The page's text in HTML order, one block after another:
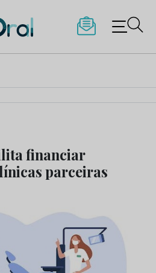
financiar
parceiras